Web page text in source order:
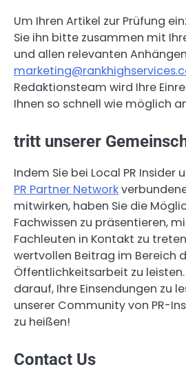
Um Ihren Artikel zur Prüfung
Sie ihn bitte zusammen mit
und allen relevanten
Redaktionsteam wird Ihre
Ihnen so schnell wie möglich
tritt unserer
Indem Sie bei Local PR Insider
PR Partner Network
mitwirken, haben Sie die
Fachwissen zu präsentieren,
Fachleuten in Kontakt zu
wertvollen Beitrag im Bereich
Öffentlichkeitsarbeit zu
darauf, Ihre Einsendungen zu
unserer Community von PR-
zu heißen!
Contact Us